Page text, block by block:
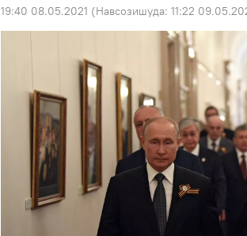
19:40 08.05.2021 (Навсозишуда: 11:22